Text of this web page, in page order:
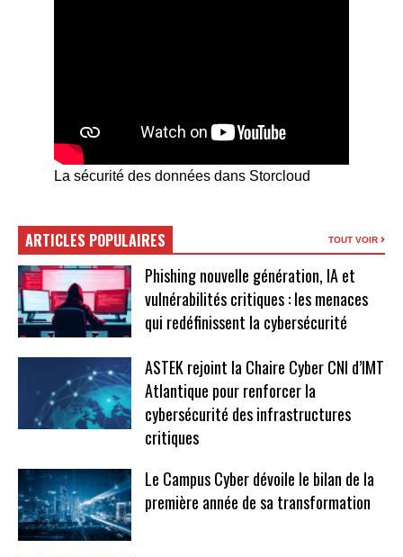
La sécurité des données dans Storcloud
ARTICLES POPULAIRES TOUT VOIR
Phishing nouvelle génération, IA et
vulnérabilités critiques : les menaces
qui redéfinissent la cybersécurité
ASTEK rejoint la Chaire Cyber CNI d’IMT
Atlantique pour renforcer la
cybersécurité des infrastructures
critiques
Le Campus Cyber dévoile le bilan de la
première année de sa transformation